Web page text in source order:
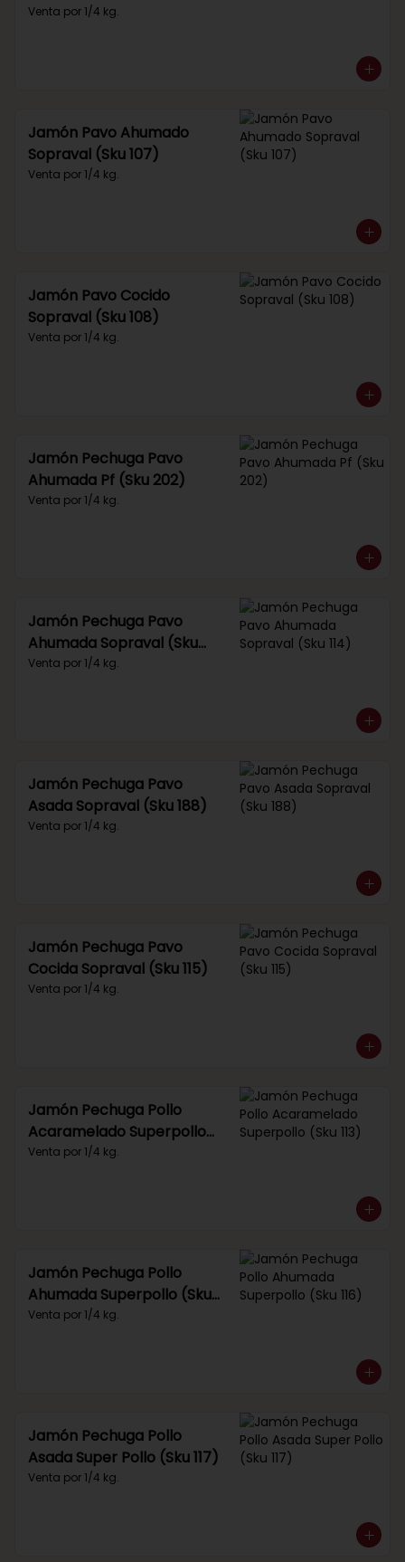
Venta por 1/4 kg.
Jamón Pavo Ahumado
Sopraval (Sku 107)
Venta por 1/4 kg.
Jamón Pavo Cocido
Sopraval (Sku 108)
Venta por 1/4 kg.
Jamón Pechuga Pavo
Ahumada Pf (Sku 202)
Venta por 1/4 kg.
Jamón Pechuga Pavo
Ahumada Sopraval (Sku
114)
Venta por 1/4 kg.
Jamón Pechuga Pavo
Asada Sopraval (Sku 188)
Venta por 1/4 kg.
Jamón Pechuga Pavo
Cocida Sopraval (Sku 115)
Venta por 1/4 kg.
Jamón Pechuga Pollo
Acaramelado Superpollo
(Sku 113)
Venta por 1/4 kg.
Jamón Pechuga Pollo
Ahumada Superpollo (Sku
116)
Venta por 1/4 kg.
Jamón Pechuga Pollo
Asada Super Pollo (Sku 117)
Venta por 1/4 kg.